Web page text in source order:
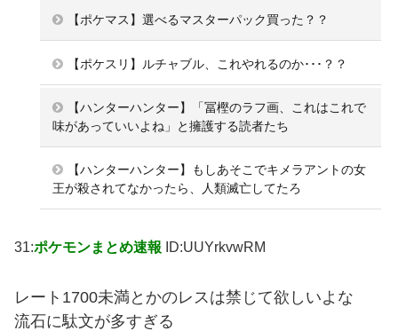
【ポケマス】選べるマスターパック買った？？
【ポケスリ】ルチャブル、これやれるのか･･･？？
【ハンターハンター】「冨樫のラフ画、これはこれで
味があっていいよね」と擁護する読者たち
【ハンターハンター】もしあそこでキメラアントの女
王が殺されてなかったら、人類滅亡してたろ
31:ポケモンまとめ速報 ID:UUYrkvwRM
レート1700未満とかのレスは禁じて欲しいよな
流石に駄文が多すぎる